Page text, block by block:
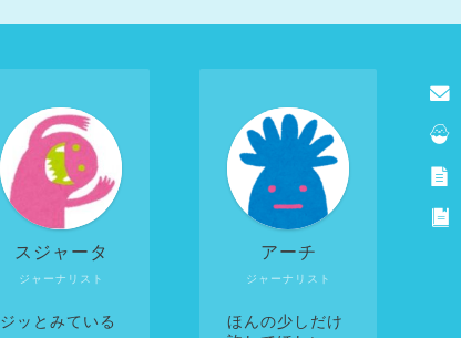
ジャーナリスト
スジャータ
ジッとみている
ジャーナリスト
アーチ
ほんの少しだけ